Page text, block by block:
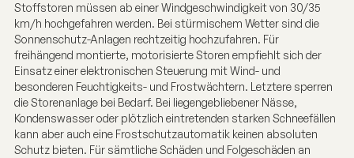
Stoffstoren müssen ab einer Windgeschwindigkeit von 30/35
km/h hochgefahren werden. Bei stürmischem Wetter sind die
Sonnenschutz-Anlagen rechtzeitig hochzufahren. Für
freihängend montierte, motorisierte Storen empfiehlt sich der
Einsatz einer elektronischen Steuerung mit Wind- und
besonderen Feuchtigkeits- und Frostwächtern. Letztere sperren
die Storenanlage bei Bedarf. Bei liegengebliebener Nässe,
Kondenswasser oder plötzlich eintretenden starken Schneefällen
kann aber auch eine Frostschutzautomatik keinen absoluten
Schutz bieten. Für sämtliche Schäden und Folgeschäden an